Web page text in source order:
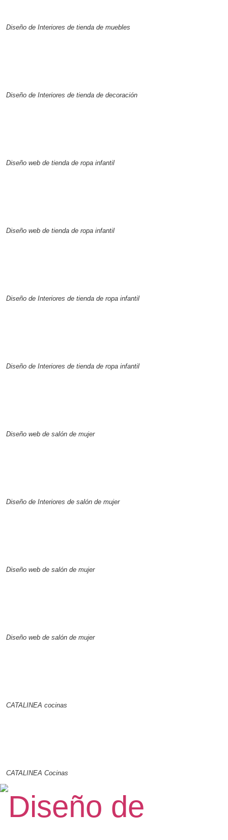
Diseño de Interiores de tienda de muebles
Diseño de Interiores de tienda de decoración
Diseño web de tienda de ropa infantil
Diseño web de tienda de ropa infantil
Diseño de Interiores de tienda de ropa infantil
Diseño de Interiores de tienda de ropa infantil
Diseño web de salón de mujer
Diseño de Interiores de salón de mujer
Diseño web de salón de mujer
Diseño web de salón de mujer
CATALINEA cocinas
CATALINEA Cocinas